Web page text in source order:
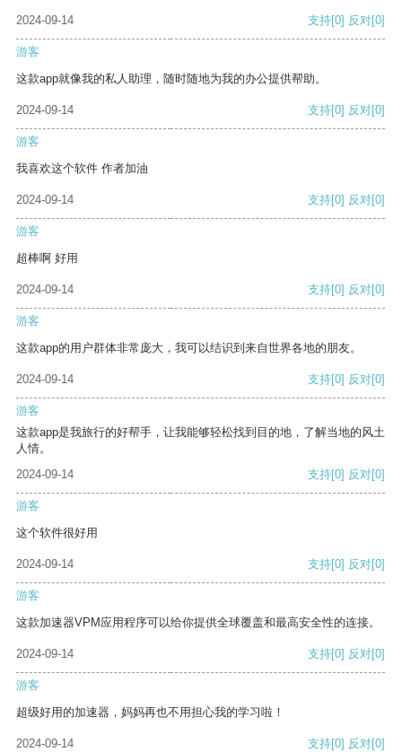
2024-09-14 支持[0] 反对[0]
游客
这款app就像我的私人助理，随时随地为我的办公提供帮助。
2024-09-14 支持[0] 反对[0]
游客
我喜欢这个软件 作者加油
2024-09-14 支持[0] 反对[0]
游客
超棒啊 好用
2024-09-14 支持[0] 反对[0]
游客
这款app的用户群体非常庞大，我可以结识到来自世界各地的朋友。
2024-09-14 支持[0] 反对[0]
游客
这款app是我旅行的好帮手，让我能够轻松找到目的地，了解当地的风土
人情。
2024-09-14
支持[0] 反对[0]
游客
这个软件很好用
2024-09-14 支持[0] 反对[0]
游客
这款加速器VPM应用程序可以给你提供全球覆盖和最高安全性的连接。
2024-09-14 支持[0] 反对[0]
游客
超级好用的加速器，妈妈再也不用担心我的学习啦！
2024-09-14 支持[0] 反对[0]